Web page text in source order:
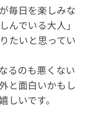
毎日を楽しみな
んでいる大人」
たいと思ってい
るのも悪くない
と面白いかもし
いです。